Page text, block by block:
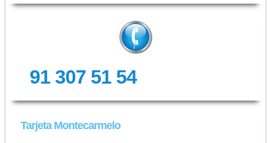
91 307 51 54
Tarjeta Montecarmelo